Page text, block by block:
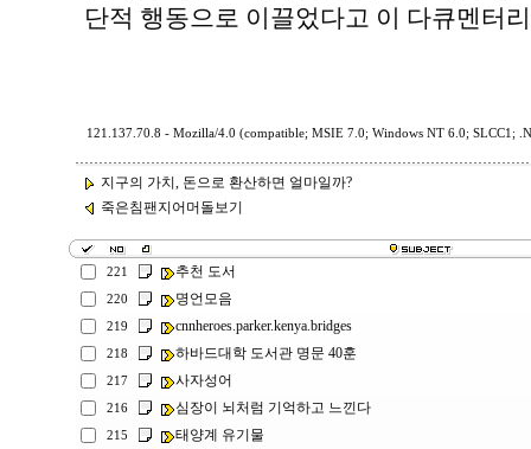
단적 행동으로 이끌었다고 이 다큐멘터
121.137.70.8 - Mozilla/4.0 (compatible; MSIE 7.0; Windows NT 6.0; SLCC1;
지구의 가치, 돈으로 환산하면 얼마일까?
죽은침팬지어머돌보기
221 추천 도서
220 명언모음
219 cnnheroes.parker.kenya.bridges
218 하바드대학 도서관 명문 40훈
217 사자성어
216 심장이 뇌처럼 기억하고 느낀다
215 태양계 유기물